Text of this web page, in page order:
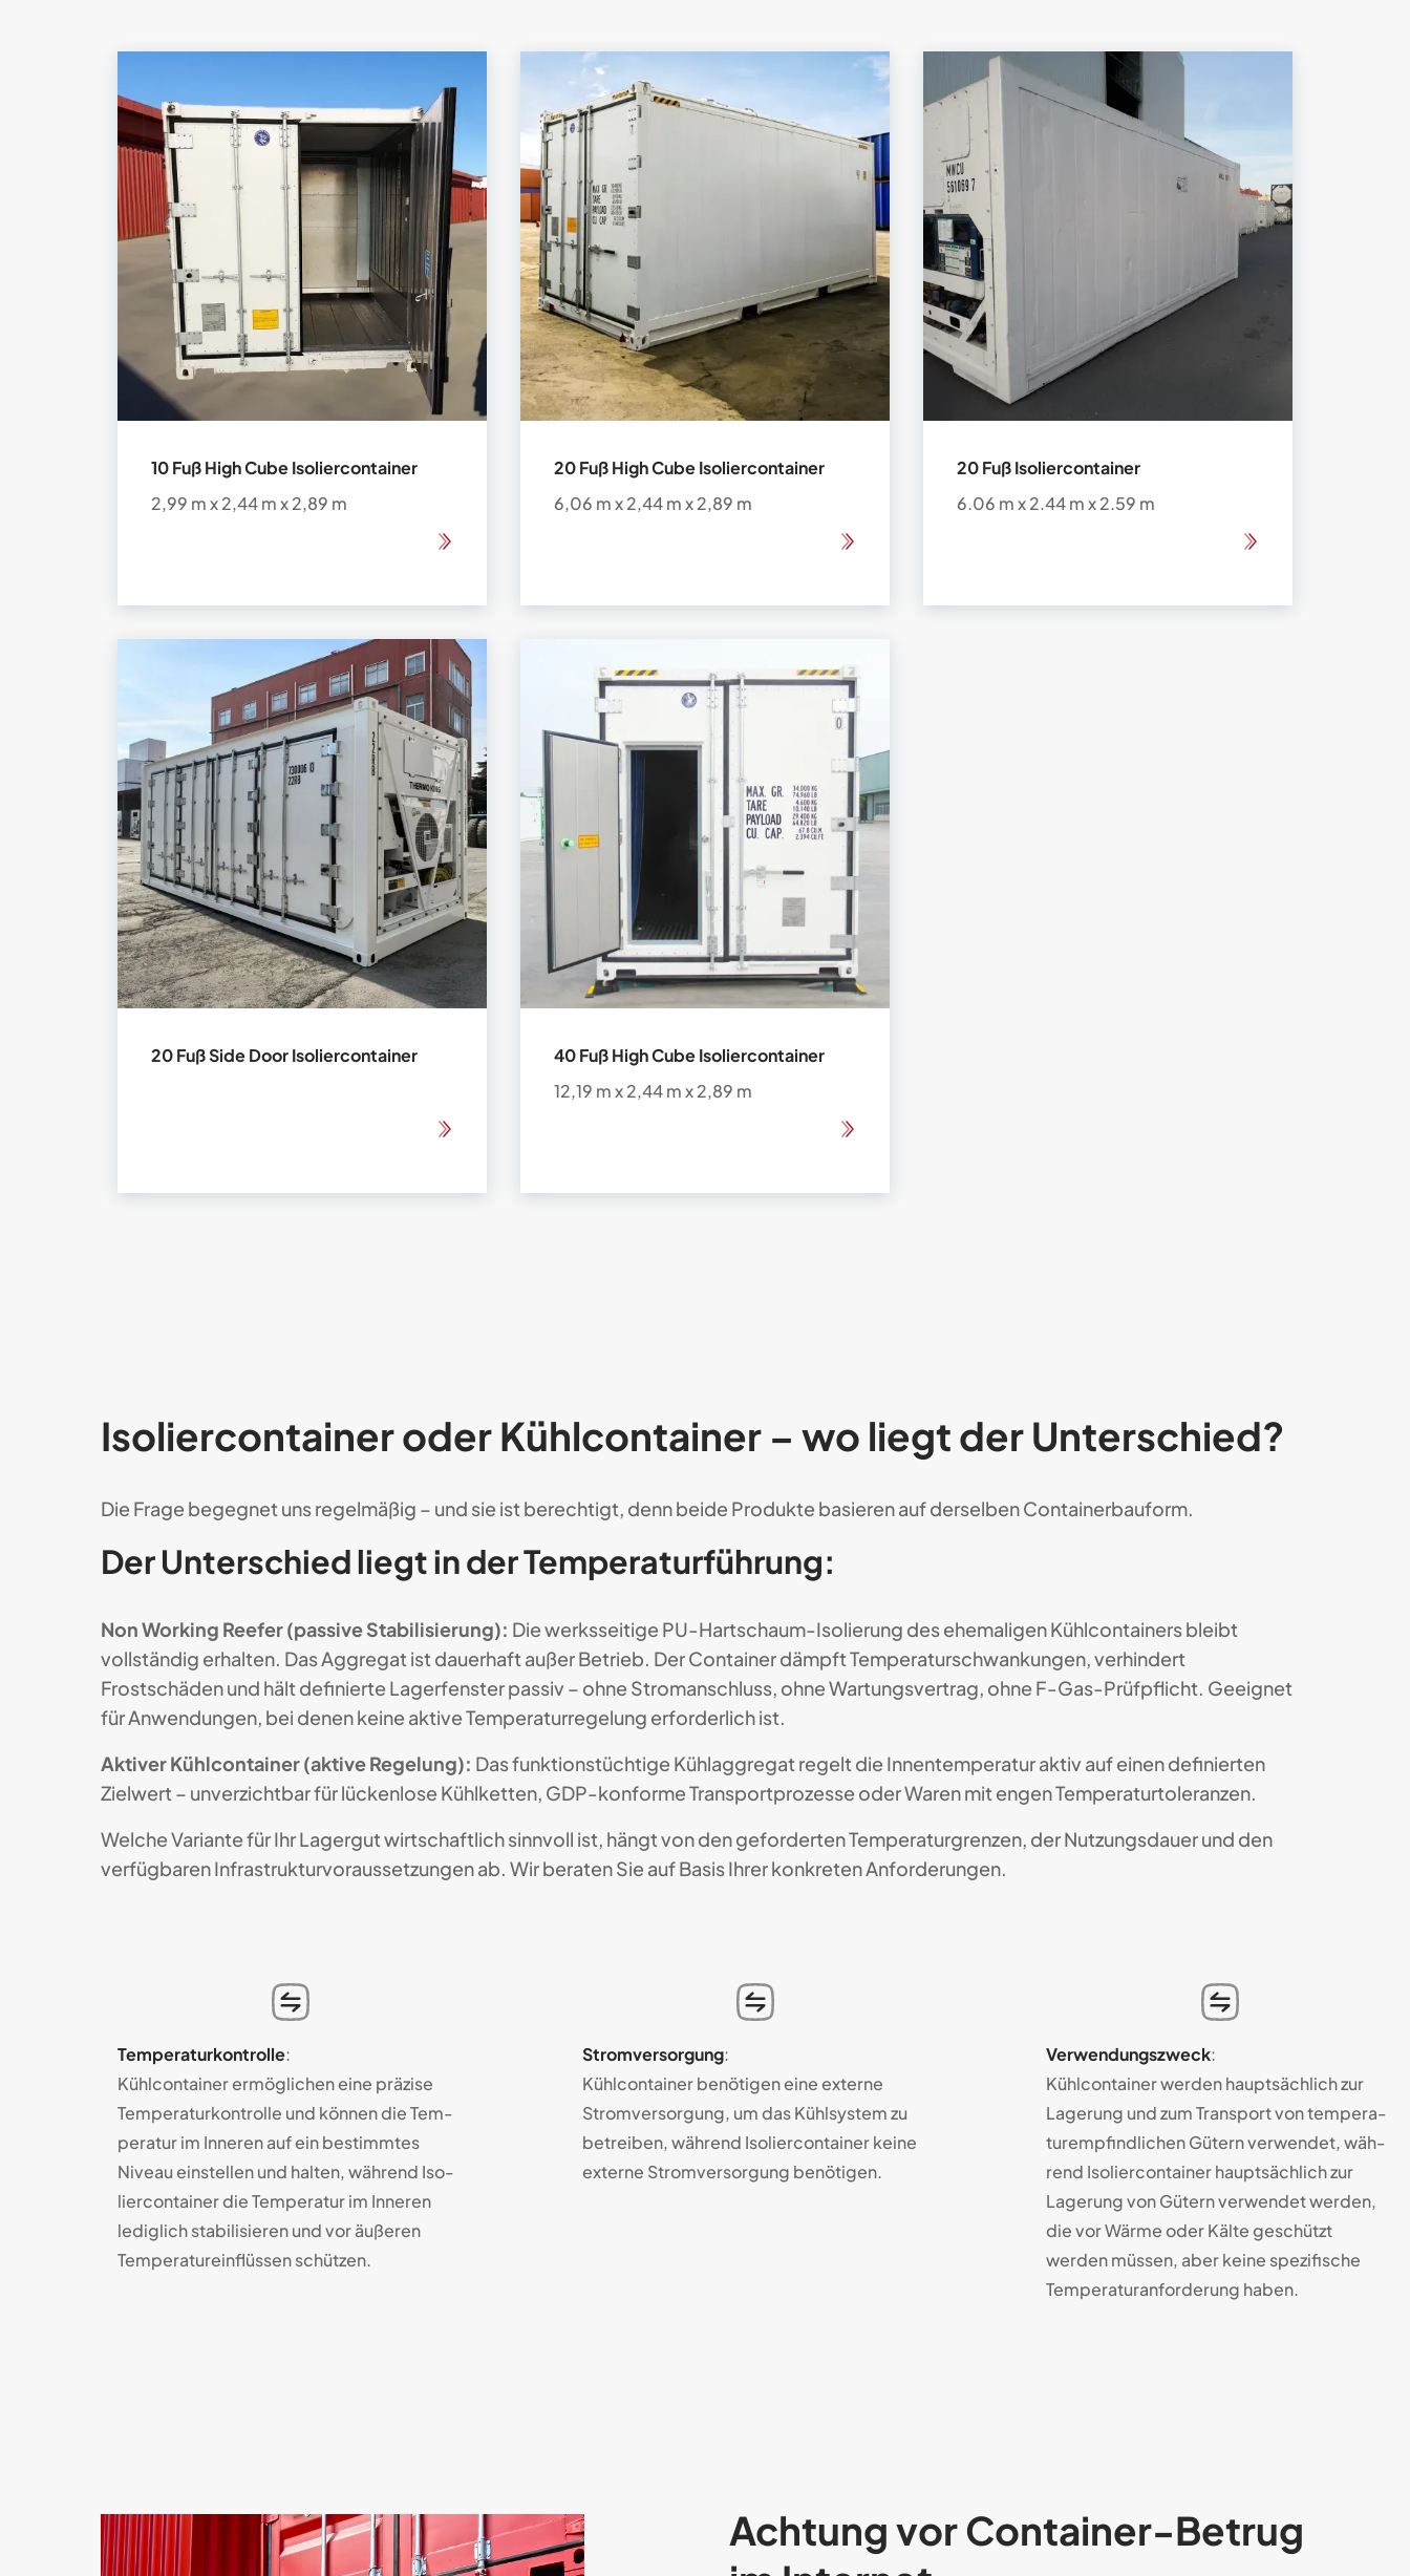
10 Fuß High Cube Isoliercontainer
2,99 m x 2,44 m x 2,89 m
20 Fuß High Cube Isoliercontainer
6,06 m x 2,44 m x 2,89 m
20 Fuß Isoliercontainer
6.06 m x 2.44 m x 2.59 m
20 Fuß Side Door Isoliercontainer
40 Fuß High Cube Isoliercontainer
12,19 m x 2,44 m x 2,89 m
Isoliercontainer oder Kühlcontainer – wo liegt der Unterschied?
Die Frage begegnet uns regelmäßig – und sie ist berechtigt, denn beide Produkte basieren auf derselben Containerbauform.
Der Unterschied liegt in der Temperaturführung:
Non Working Reefer (passive Stabilisierung): Die werksseitige PU-Hartschaum-Isolierung des ehemaligen Kühlcontainers bleibt
vollständig erhalten. Das Aggregat ist dauerhaft außer Betrieb. Der Container dämpft Temperaturschwankungen, verhindert
Frostschäden und hält definierte Lagerfenster passiv – ohne Stromanschluss, ohne Wartungsvertrag, ohne F-Gas-Prüfpflicht. Geeignet
für Anwendungen, bei denen keine aktive Temperaturregelung erforderlich ist.
Aktiver Kühlcontainer (aktive Regelung): Das funktionstüchtige Kühlaggregat regelt die Innentemperatur aktiv auf einen definierten
Zielwert – unverzichtbar für lückenlose Kühlketten, GDP-konforme Transportprozesse oder Waren mit engen Temperaturtoleranzen.
Welche Variante für Ihr Lagergut wirtschaftlich sinnvoll ist, hängt von den geforderten Temperaturgrenzen, der Nutzungsdauer und den
verfügbaren Infrastrukturvoraussetzungen ab. Wir beraten Sie auf Basis Ihrer konkreten Anforderungen.
Temperatur­kon­trolle:
Kühl­con­tainer er­mög­li­chen eine prä­zi­se
Tem­pe­ra­tur­kon­trolle und kön­nen die Tem­
pe­ra­tur im Inne­ren auf ein be­stimm­tes
Niveau ein­stel­len und hal­ten, wäh­rend Iso­
lier­con­tainer die Tem­pe­ra­tur im Inne­ren
ledig­lich stabi­li­sie­ren und vor äu­ße­ren
Tem­pe­ra­tur­ein­flüs­sen schützen.
Strom­ver­sor­gung:
Kühl­con­tainer be­nö­ti­gen eine ex­ter­ne
Strom­ver­sor­gung, um das Kühl­sys­tem zu
be­trei­ben, wäh­rend Iso­lier­con­tainer keine
ex­ter­ne Strom­ver­sor­gung benötigen.
Verwendungs­zweck:
Kühl­con­tainer wer­den haupt­säch­lich zur
La­ge­rung und zum Trans­port von tem­pe­ra­
tur­empfind­li­chen Gütern ver­wen­det, wäh­
rend Iso­lier­con­tainer haupt­säch­lich zur
Lage­rung von Gütern ver­wen­det wer­den,
die vor Wärme oder Kälte ge­schützt
werden müs­sen, aber keine spezi­fi­sche
Tem­pe­ra­tur­anfor­de­rung haben.
Achtung vor Container-Betrug